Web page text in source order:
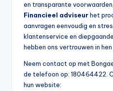
en transparante
Financieel adviseurhet
aanvragen eenvoudig en
klantenservice en
hebben ons vertrouwen in
Neem contact op met
de telefoon op: 180464422.
hun website: